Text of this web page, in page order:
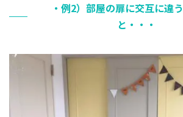
・例2）部屋の扉に交互に違
と・・・